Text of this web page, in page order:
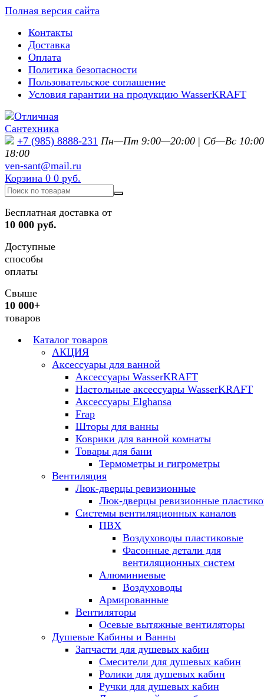
Полная версия сайта
Контакты
Доставка
Оплата
Политика безопасности
Пользовательское соглашение
Условия гарантии на продукцию WasserKRAFT
+7 (985) 8888-231 Пн—Пт 9:00—20:00 | Сб—Вс
18:00
ven-sant@mail.ru
Корзина 0 0 руб.
Бесплатная доставка от
10 000 руб.
Доступные
способы
оплаты
Свыше
10 000+
товаров
Каталог товаров
АКЦИЯ
Аксессуары для ванной
Аксессуары WasserKRAFT
Настольные аксессуары WasserKRAFT
Аксессуары Elghansa
Frap
Шторы для ванны
Коврики для ванной комнаты
Товары для бани
Термометры и гигрометры
Вентиляция
Люк-дверцы ревизионные
Люк-дверцы ревизионные
Системы вентиляционных каналов
ПВХ
Воздуховоды пластиковые
Фасонные детали для
вентиляционных систем
Алюминиевые
Воздуховоды
Армированные
Вентиляторы
Осевые вытяжные вентиляторы
Душевые Кабины и Ванны
Запчасти для душевых кабин
Смесители для душевых кабин
Ролики для душевых кабин
Ручки для душевых кабин